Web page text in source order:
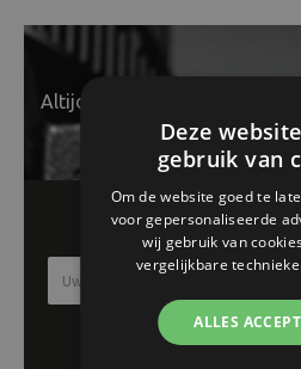
Altijd op de hoogte van het
Schrijf je in voor
Deze
gebruik van
Om de website goed te
voor gepersonaliseerde
wij gebruik van
vergelijkbare
ALLES